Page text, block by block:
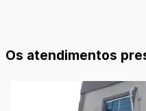
Os atendimentos